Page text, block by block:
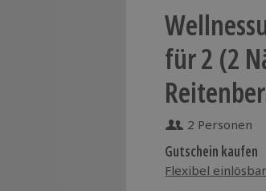
für 2 (2
2 Personen
Gutschein kaufen
Flexibel einlösbar